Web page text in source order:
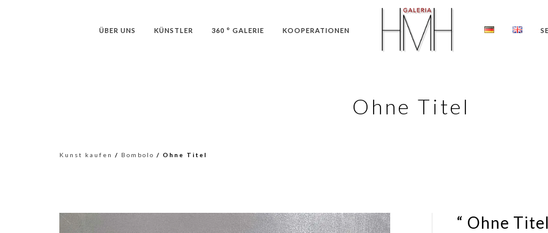
ÜBER UNS KÜNSTLER 360 ° GALERIE KOOPERATIONEN
Ohne Titel
Kunst kaufen / Bombolo / Ohne Titel
“ Ohne